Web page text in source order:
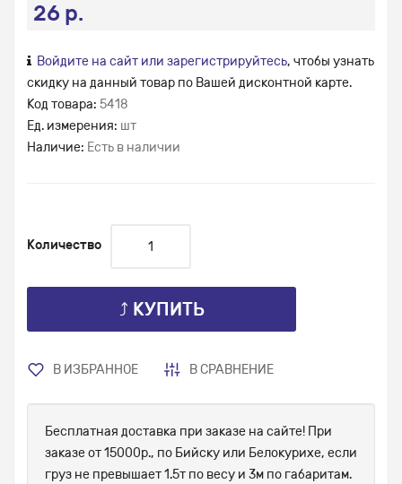
26 р.
Войдите на сайт или зарегистрируйтесь, чтобы узнать
скидку на данный товар по Вашей дисконтной карте.
Код товара: 5418
Ед. измерения: шт
Наличие: Есть в наличии
Количество
⤴ КУПИТЬ
В ИЗБРАННОЕ В СРАВНЕНИЕ
Бесплатная доставка при заказе на сайте! При
заказе от 15000р., по Бийску или Белокурихе, если
груз не превышает 1.5т по весу и 3м по габаритам.